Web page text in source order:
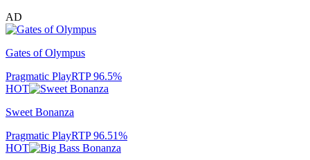
AD
Gates of Olympus
Pragmatic PlayRTP96.5%
HOT
Sweet Bonanza
Pragmatic PlayRTP96.51%
HOT